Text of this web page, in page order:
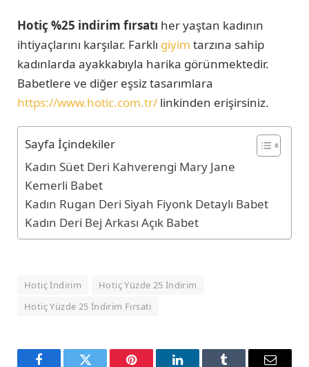
Hotiç %25 indirim fırsatı her yaştan kadının
ihtiyaçlarını karşılar. Farklı giyim tarzına sahip
kadınlarda ayakkabıyla harika görünmektedir.
Babetlere ve diğer eşsiz tasarımlara
https://www.hotic.com.tr/ linkinden erişirsiniz.
Sayfa İçindekiler
Kadın Süet Deri Kahverengi Mary Jane
Kemerli Babet
Kadın Rugan Deri Siyah Fiyonk Detaylı Babet
Kadın Deri Bej Arkası Açık Babet
Hotiç İndirim
Hotiç Yüzde 25 İndirim
Hotiç Yüzde 25 İndirim Fırsatı